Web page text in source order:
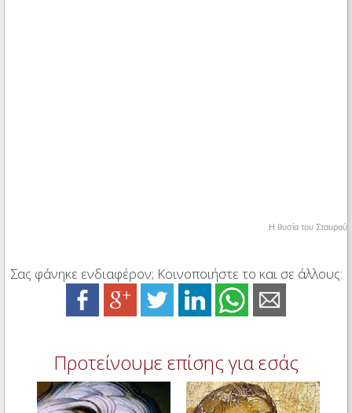
Η θυσία του Σταυρού
Σας φάνηκε ενδιαφέρον; Κοινοποιήστε το και σε άλλους:
Προτείνουμε επίσης για εσάς